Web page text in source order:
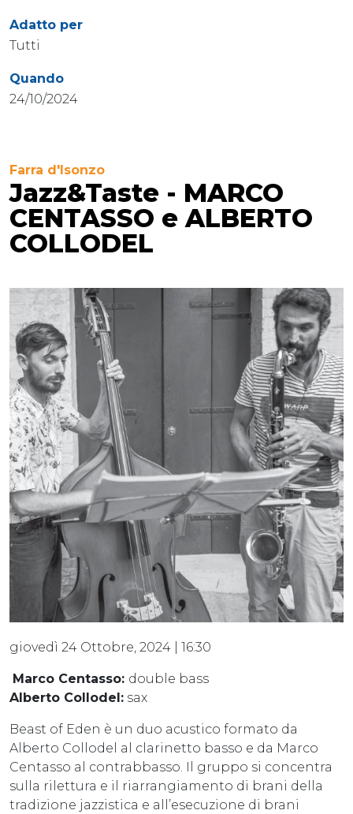
Adatto per
Tutti
Quando
24/10/2024
Farra d'Isonzo
Jazz&Taste - MARCO
CENTASSO e ALBERTO
COLLODEL
giovedì 24 Ottobre, 2024 | 16:30
Marco Centasso: double bass
Alberto Collodel: sax
Beast of Eden è un duo acustico formato da
Alberto Collodel al clarinetto basso e da Marco
Centasso al contrabbasso. Il gruppo si concentra
sulla rilettura e il riarrangiamento di brani della
tradizione jazzistica e all’esecuzione di brani